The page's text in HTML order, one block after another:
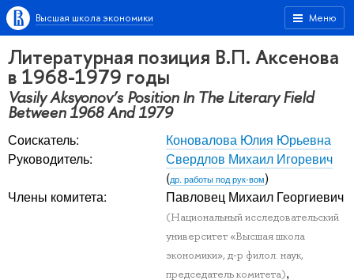
Меню
Высшая школа экономики
Литературная позиция В.П. Аксенова
в 1968-1979 годы
Vasily Aksyonov’s Position In The Literary Field
Between 1968 And 1979
Соискатель:
Коновалова Юлия Юрьевна
Руководитель:
Свердлов Михаил Игоревич
(др. работы под рук-вом)
Члены комитета:
Павловец Михаил Георгиевич
(Национальный исследовательский
университет «Высшая школа
экономики», д-р филол. наук,
председатель комитета),